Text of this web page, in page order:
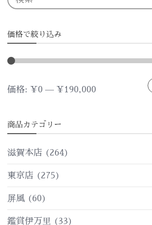
価格で絞り込み
最
価
格
最
価
格
価格: ¥0 — ¥190,000
商品カテゴリー
滋賀本店 (264)
東京店 (275)
屏風 (60)
鑑賞伊万里 (33)